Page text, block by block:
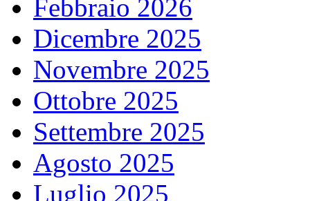
Febbraio 2026
Dicembre 2025
Novembre 2025
Ottobre 2025
Settembre 2025
Agosto 2025
Luglio 2025